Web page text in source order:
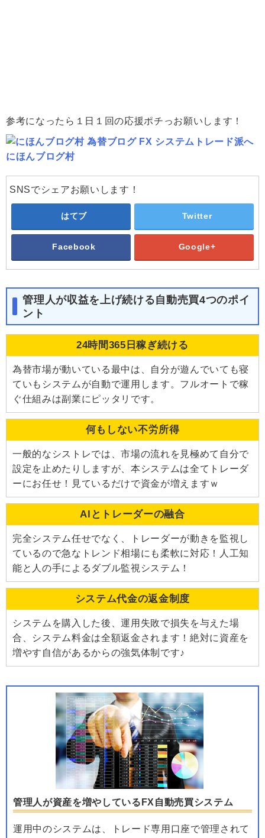
参考になったら１日１回の応援ポチっお願いします！
にほんブログ村
SNSでシェアお願いします！
はてブ Twitter
Facebook Google+
管理人が収益を上げ続ける自動売買4つのポイ
ント
24時間365日稼ぎ続ける
為替市場が動いている最中は、自分が遊んでいても寝
ていもシステムが自動で運用します。フルオートで稼
ぐ仕組みは副業にピッタリです。
何もしない不労所得
一般的なシストレでは、市場の流れを見極めて自分で
設定を止めたりしますが、本システムは全てトレーダ
ーにお任せ！見ているだけで資金が増えますｗ
AIとトレーダーの融合
完全システム任せでなく、トレーダーが動きを監視し
ているので急なトレンド相場にも柔軟に対応！人工知
能と人の手によるダブル監視システム！
システム代金の返金制度
システムを購入した後、運用失敗で損失を与えた場
合、システム料金は全額返金されます！絶対に資産を
増やす自信があるからの強気体制です♪
管理人が資産を増やしているFX自動売買システム
運用中のシステムは、トレード専用口座で管理されて